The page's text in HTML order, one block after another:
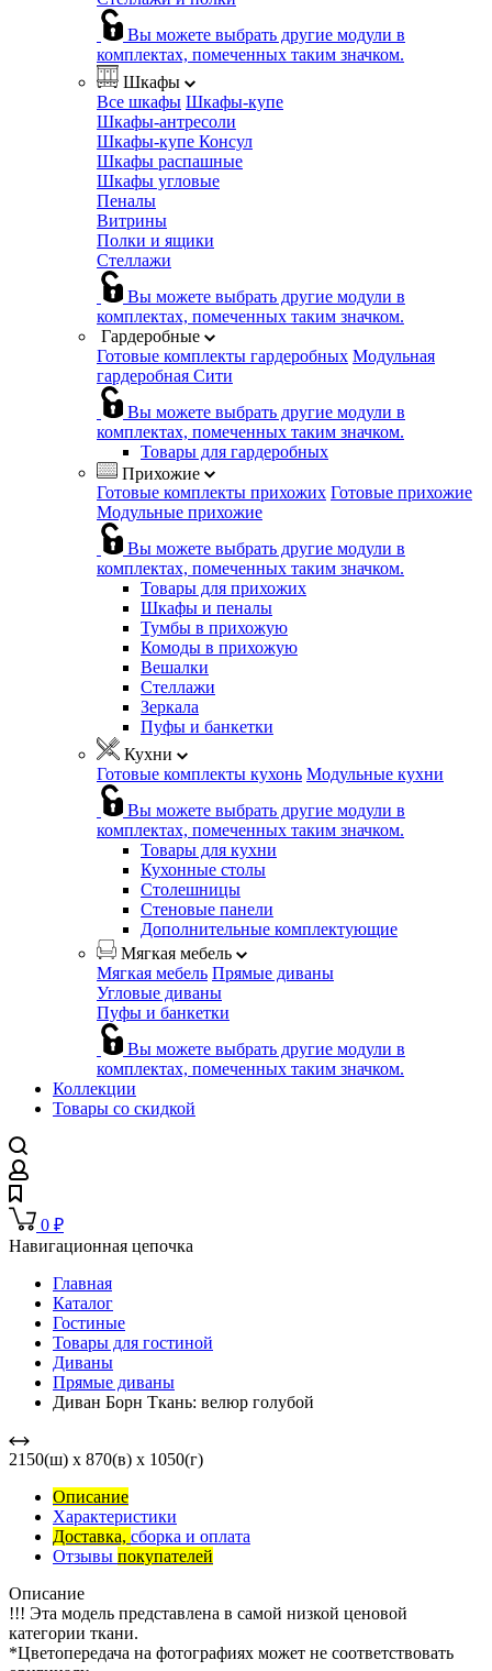
Вы можете выбрать другие модули в
комплектах, помеченных таким значком.
Шкафы
Все шкафы Шкафы-купе
Шкафы-антресоли
Шкафы-купе Консул
Шкафы распашные
Шкафы угловые
Пеналы
Витрины
Полки и ящики
Стеллажи
Вы можете выбрать другие модули в
комплектах, помеченных таким значком.
Гардеробные
Готовые комплекты гардеробных Модульная
гардеробная Сити
Вы можете выбрать другие модули в
комплектах, помеченных таким значком.
Товары для гардеробных
Прихожие
Готовые комплекты прихожих Готовые прихожие
Модульные прихожие
Вы можете выбрать другие модули в
комплектах, помеченных таким значком.
Товары для прихожих
Шкафы и пеналы
Тумбы в прихожую
Комоды в прихожую
Вешалки
Стеллажи
Зеркала
Пуфы и банкетки
Кухни
Готовые комплекты кухонь Модульные кухни
Вы можете выбрать другие модули в
комплектах, помеченных таким значком.
Товары для кухни
Кухонные столы
Столешницы
Стеновые панели
Дополнительные комплектующие
Мягкая мебель
Мягкая мебель Прямые диваны
Угловые диваны
Пуфы и банкетки
Вы можете выбрать другие модули в
комплектах, помеченных таким значком.
Коллекции
Товары со скидкой
0 ₽
Навигационная цепочка
Главная
Каталог
Гостиные
Товары для гостиной
Диваны
Прямые диваны
Диван Борн Ткань: велюр голубой
2150(ш) x 870(в) x 1050(г)
Описание
Характеристики
Доставка, сборка и оплата
Отзывы покупателей
Описание
!!! Эта модель представлена в самой низкой ценовой
категории ткани.
*Цветопередача на фотографиях может не соответствовать